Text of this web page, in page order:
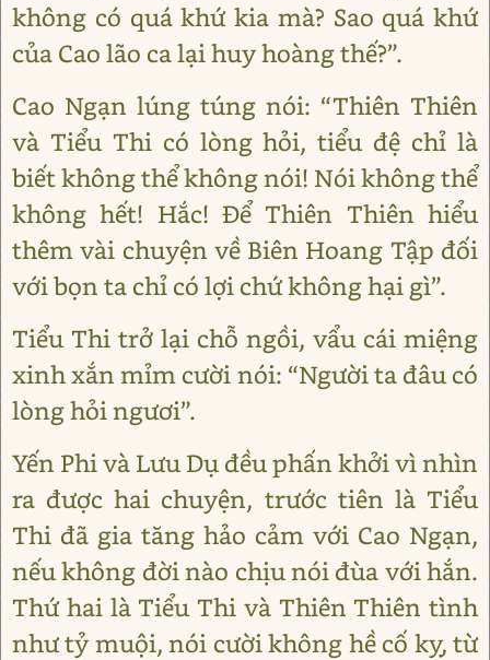
không có quá khứ kia mà? Sao quá khứ
của Cao lão ca lại huy hoàng thế?”.
Cao Ngạn lúng túng nói: “Thiên Thiên
và Tiểu Thi có lòng hỏi, tiểu đệ chỉ là
biết không thể không nói! Nói không thể
không hết! Hắc! Để Thiên Thiên hiểu
thêm vài chuyện về Biên Hoang Tập đối
với bọn ta chỉ có lợi chứ không hại gì”.
Tiểu Thi trở lại chỗ ngồi, vẩu cái miệng
xinh xắn mỉm cười nói: “Người ta đâu có
lòng hỏi ngươi”.
Yến Phi và Lưu Dụ đều phấn khởi vì nhìn
ra được hai chuyện, trước tiên là Tiểu
Thi đã gia tăng hảo cảm với Cao Ngạn,
nếu không đời nào chịu nói đùa với hắn.
Thứ hai là Tiểu Thi và Thiên Thiên tình
như tỷ muội, nói cười không hề cố kỵ, từ